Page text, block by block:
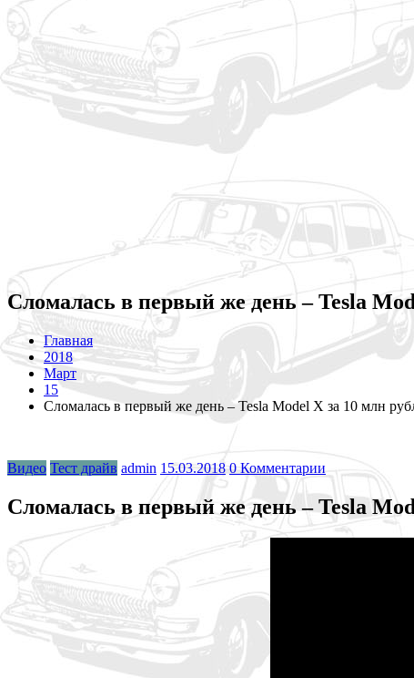
Сломалась в первый же день – Tesla
Главная
2018
Март
15
Сломалась в первый же день – Tesla Model X за 10 млн
Видео Тест драйв admin 15.03.2018 0 Комментарии
Сломалась в первый же день – Tesla